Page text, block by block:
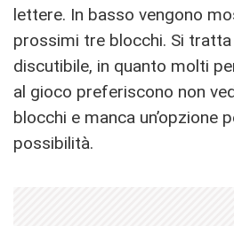
lettere. In basso vengono
prossimi tre blocchi. Si
discutibile, in quanto molti
al gioco preferiscono non
blocchi e manca un’opzione
possibilità.